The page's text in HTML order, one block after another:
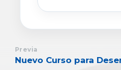
Previa
Nuevo Curso para